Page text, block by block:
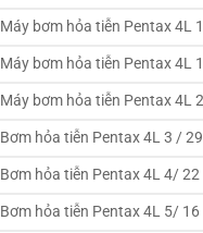
Máy bơm hỏa tiễn Pentax 4L
Máy bơm hỏa tiễn Pentax 4L
Máy bơm hỏa tiễn Pentax 4L
Bơm hỏa tiễn Pentax 4L 3 / 29
Bơm hỏa tiễn Pentax 4L 4/ 22
Bơm hỏa tiễn Pentax 4L 5/ 16